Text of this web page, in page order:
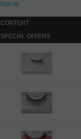
up
CONTENT
SPECIAL OFFERS